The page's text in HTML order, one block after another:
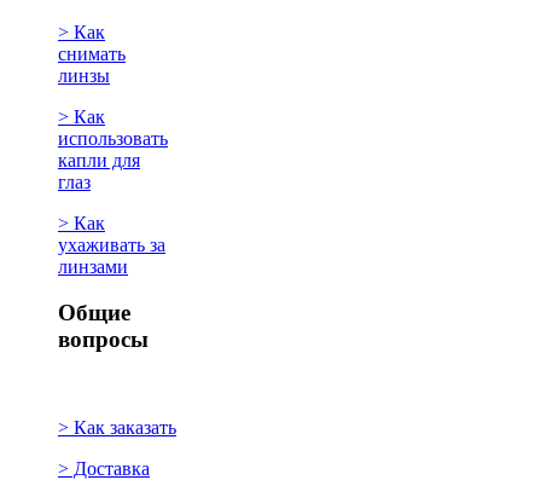
> Как
снимать
линзы
> Как
использовать
капли для
глаз
> Как
ухаживать за
линзами
Общие
вопросы
> Как заказать
> Доставка